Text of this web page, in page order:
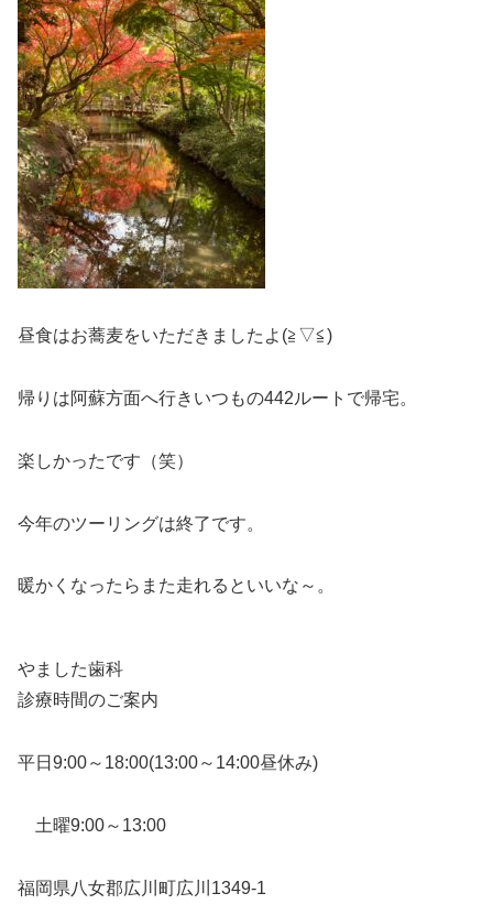
昼食はお蕎麦をいただきましたよ(≧▽≦)
帰りは阿蘇方面へ行きいつもの442ルートで帰宅。
楽しかったです（笑）
今年のツーリングは終了です。
暖かくなったらまた走れるといいな～。
やました歯科
診療時間のご案内
平日9:00～18:00(13:00～14:00昼休み)
土曜9:00～13:00
福岡県八女郡広川町広川1349-1